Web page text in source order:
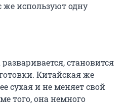
же используют одну
становится
Китайская же
сухая и не меняет свой
того, она немного